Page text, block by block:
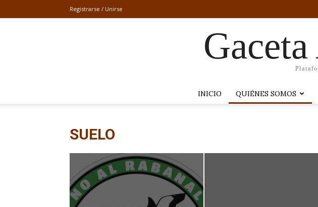
Registrarse / Unirse
INICIO QUIÉNES SOMOS
SUELO